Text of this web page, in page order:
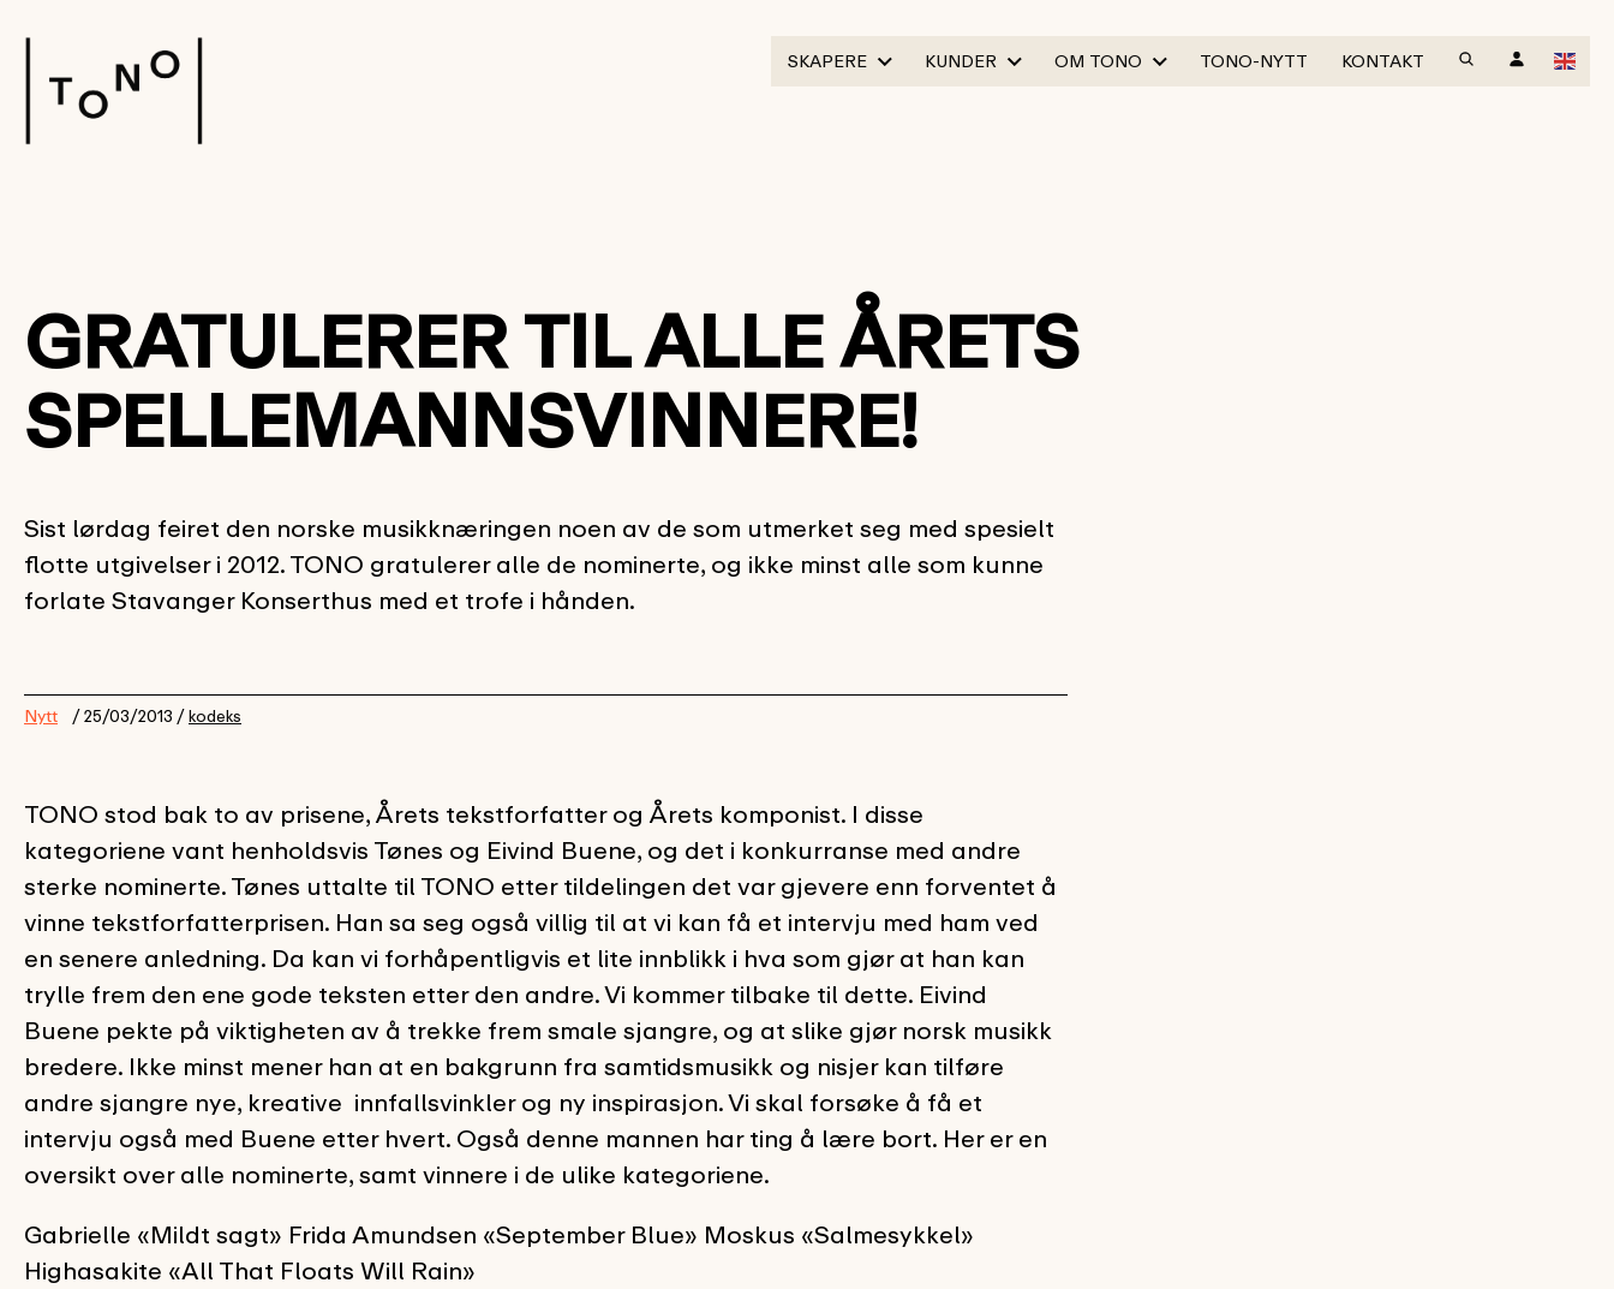
SKAPERE KUNDER OM TONO TONO-NYTT KONTAKT
GRATULERER TIL ALLE ÅRETS
SPELLEMANNSVINNERE!
Sist lørdag feiret den norske musikknæringen noen av de som utmerket seg med spesielt
flotte utgivelser i 2012. TONO gratulerer alle de nominerte, og ikke minst alle som kunne
forlate Stavanger Konserthus med et trofe i hånden.
Nytt / 25/03/2013 /kodeks
TONO stod bak to av prisene, Årets tekstforfatter og Årets komponist. I disse
kategoriene vant henholdsvis Tønes og Eivind Buene, og det i konkurranse med andre
sterke nominerte. Tønes uttalte til TONO etter tildelingen det var gjevere enn forventet å
vinne tekstforfatterprisen. Han sa seg også villig til at vi kan få et intervju med ham ved
en senere anledning. Da kan vi forhåpentligvis et lite innblikk i hva som gjør at han kan
trylle frem den ene gode teksten etter den andre. Vi kommer tilbake til dette. Eivind
Buene pekte på viktigheten av å trekke frem smale sjangre, og at slike gjør norsk musikk
bredere. Ikke minst mener han at en bakgrunn fra samtidsmusikk og nisjer kan tilføre
andre sjangre nye, kreative innfallsvinkler og ny inspirasjon. Vi skal forsøke å få et
intervju også med Buene etter hvert. Også denne mannen har ting å lære bort. Her er en
oversikt over alle nominerte, samt vinnere i de ulike kategoriene.
Gabrielle «Mildt sagt» Frida Amundsen «September Blue» Moskus «Salmesykkel»
Highasakite «All That Floats Will Rain»